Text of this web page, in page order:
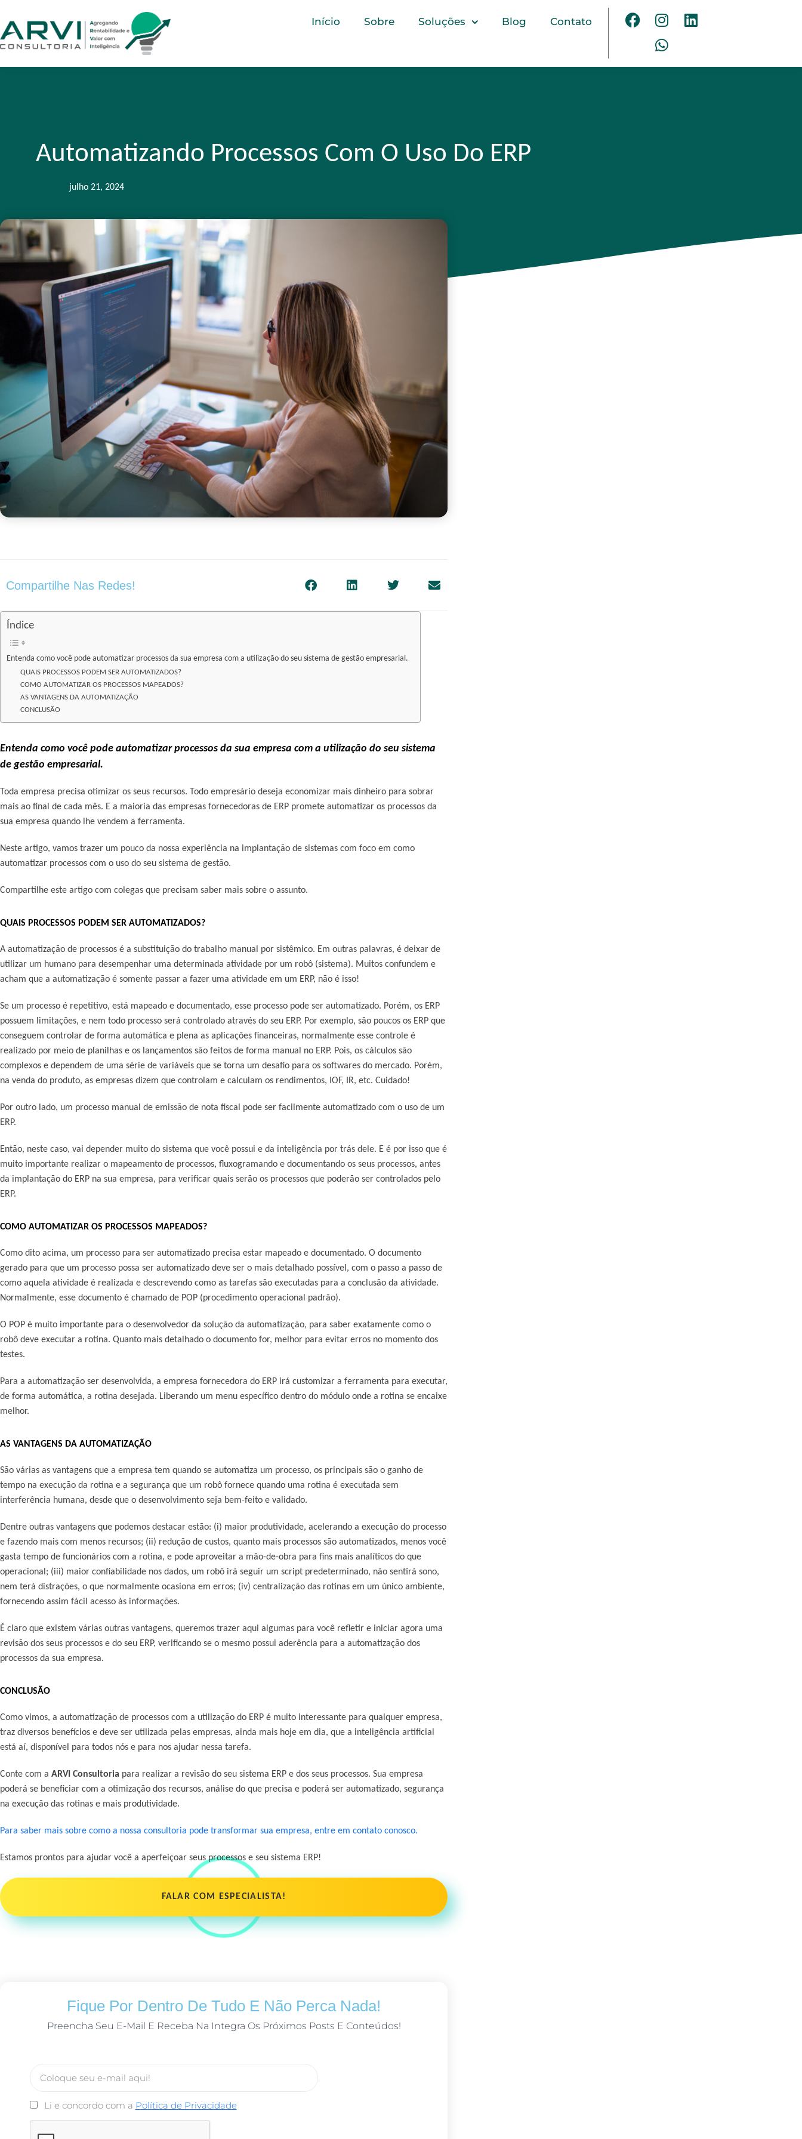
Início Sobre Soluções Blog Contato
Automatizando Processos Com O Uso Do ERP
julho 21, 2024
Compartilhe Nas Redes!
Índice
Entenda como você pode automatizar processos da sua empresa com a utilização do seu sistema de gestão empresarial.
QUAIS PROCESSOS PODEM SER AUTOMATIZADOS?
COMO AUTOMATIZAR OS PROCESSOS MAPEADOS?
AS VANTAGENS DA AUTOMATIZAÇÃO
CONCLUSÃO
Entenda como você pode automatizar processos da sua empresa com a utilização do seu sistema
de gestão empresarial.
Toda empresa precisa otimizar os seus recursos. Todo empresário deseja economizar mais dinheiro para sobrar
mais ao final de cada mês. E a maioria das empresas fornecedoras de ERP promete automatizar os processos da
sua empresa quando lhe vendem a ferramenta.
Neste artigo, vamos trazer um pouco da nossa experiência na implantação de sistemas com foco em como
automatizar processos com o uso do seu sistema de gestão.
Compartilhe este artigo com colegas que precisam saber mais sobre o assunto.
QUAIS PROCESSOS PODEM SER AUTOMATIZADOS?
A automatização de processos é a substituição do trabalho manual por sistêmico. Em outras palavras, é deixar de
utilizar um humano para desempenhar uma determinada atividade por um robô (sistema). Muitos confundem e
acham que a automatização é somente passar a fazer uma atividade em um ERP, não é isso!
Se um processo é repetitivo, está mapeado e documentado, esse processo pode ser automatizado. Porém, os ERP
possuem limitações, e nem todo processo será controlado através do seu ERP. Por exemplo, são poucos os ERP que
conseguem controlar de forma automática e plena as aplicações financeiras, normalmente esse controle é
realizado por meio de planilhas e os lançamentos são feitos de forma manual no ERP. Pois, os cálculos são
complexos e dependem de uma série de variáveis que se torna um desafio para os softwares do mercado. Porém,
na venda do produto, as empresas dizem que controlam e calculam os rendimentos, IOF, IR, etc. Cuidado!
Por outro lado, um processo manual de emissão de nota fiscal pode ser facilmente automatizado com o uso de um
ERP.
Então, neste caso, vai depender muito do sistema que você possui e da inteligência por trás dele. E é por isso que é
muito importante realizar o mapeamento de processos, fluxogramando e documentando os seus processos, antes
da implantação do ERP na sua empresa, para verificar quais serão os processos que poderão ser controlados pelo
ERP.
COMO AUTOMATIZAR OS PROCESSOS MAPEADOS?
Como dito acima, um processo para ser automatizado precisa estar mapeado e documentado. O documento
gerado para que um processo possa ser automatizado deve ser o mais detalhado possível, com o passo a passo de
como aquela atividade é realizada e descrevendo como as tarefas são executadas para a conclusão da atividade.
Normalmente, esse documento é chamado de POP (procedimento operacional padrão).
O POP é muito importante para o desenvolvedor da solução da automatização, para saber exatamente como o
robô deve executar a rotina. Quanto mais detalhado o documento for, melhor para evitar erros no momento dos
testes.
Para a automatização ser desenvolvida, a empresa fornecedora do ERP irá customizar a ferramenta para executar,
de forma automática, a rotina desejada. Liberando um menu específico dentro do módulo onde a rotina se encaixe
melhor.
AS VANTAGENS DA AUTOMATIZAÇÃO
São várias as vantagens que a empresa tem quando se automatiza um processo, os principais são o ganho de
tempo na execução da rotina e a segurança que um robô fornece quando uma rotina é executada sem
interferência humana, desde que o desenvolvimento seja bem-feito e validado.
Dentre outras vantagens que podemos destacar estão: (i) maior produtividade, acelerando a execução do processo
e fazendo mais com menos recursos; (ii) redução de custos, quanto mais processos são automatizados, menos você
gasta tempo de funcionários com a rotina, e pode aproveitar a mão-de-obra para fins mais analíticos do que
operacional; (iii) maior confiabilidade nos dados, um robô irá seguir um script predeterminado, não sentirá sono,
nem terá distrações, o que normalmente ocasiona em erros; (iv) centralização das rotinas em um único ambiente,
fornecendo assim fácil acesso às informações.
É claro que existem várias outras vantagens, queremos trazer aqui algumas para você refletir e iniciar agora uma
revisão dos seus processos e do seu ERP, verificando se o mesmo possui aderência para a automatização dos
processos da sua empresa.
CONCLUSÃO
Como vimos, a automatização de processos com a utilização do ERP é muito interessante para qualquer empresa,
traz diversos benefícios e deve ser utilizada pelas empresas, ainda mais hoje em dia, que a inteligência artificial
está aí, disponível para todos nós e para nos ajudar nessa tarefa.
Conte com a ARVI Consultoria para realizar a revisão do seu sistema ERP e dos seus processos. Sua empresa
poderá se beneficiar com a otimização dos recursos, análise do que precisa e poderá ser automatizado, segurança
na execução das rotinas e mais produtividade.
Para saber mais sobre como a nossa consultoria pode transformar sua empresa, entre em contato conosco.
Estamos prontos para ajudar você a aperfeiçoar seus processos e seu sistema ERP!
FALAR COM ESPECIALISTA!
Fique Por Dentro De Tudo E Não Perca Nada!
Preencha Seu E-Mail E Receba Na Integra Os Próximos Posts E Conteúdos!
Li e concordo com a Política de Privacidade